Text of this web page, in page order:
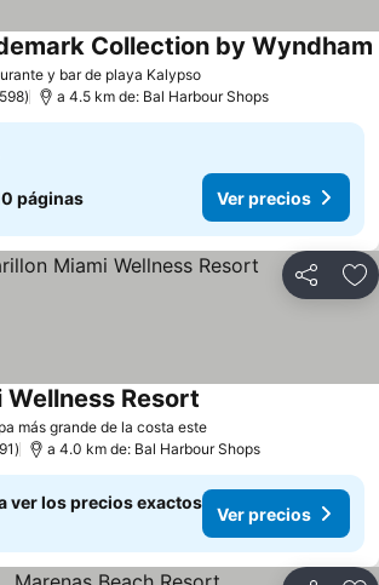
y bar de playa Kalypso
Collection by Wyndham
a 4.5 km de: Bal Harbour Shops
páginas Ver precios
Compartir
más grande de la costa este
Wellness Resort
a 4.0 km de: Bal Harbour Shops
ver los precios exactos
Ver precios